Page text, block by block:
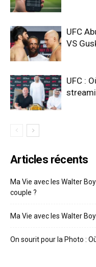
UFC
VS
UFC :
Articles récents
Ma Vie avec les Walter
couple ?
Ma Vie avec les Walter
On sourit pour la Photo :